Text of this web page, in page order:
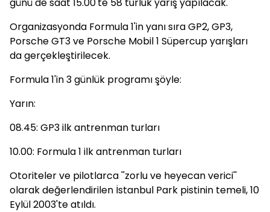
Organizasyonda Formula 1'in yanı sıra GP2, GP3,
Porsche GT3 ve Porsche Mobil 1 Süpercup yarışları
da gerçekleştirilecek.
Formula 1'in 3 günlük programı şöyle:
Yarın:
08.45: GP3 ilk antrenman turları
10.00: Formula 1 ilk antrenman turları
Otoriteler ve pilotlarca ''zorlu ve heyecan verici''
olarak değerlendirilen İstanbul Park pistinin temeli, 10
Eylül 2003'te atıldı.